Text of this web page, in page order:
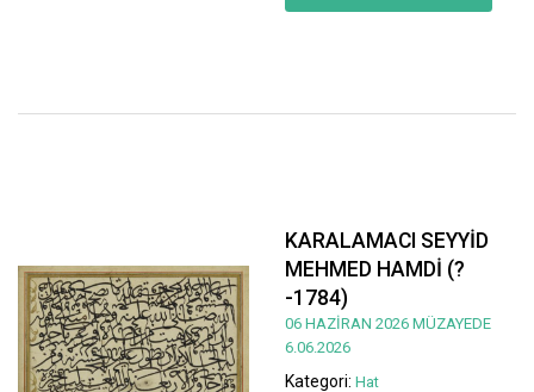
KARALAMACI SEYYİD
MEHMED HAMDİ (?
-1784)
06 HAZİRAN 2026 MÜZAYEDE
6.06.2026
Kategori: Hat